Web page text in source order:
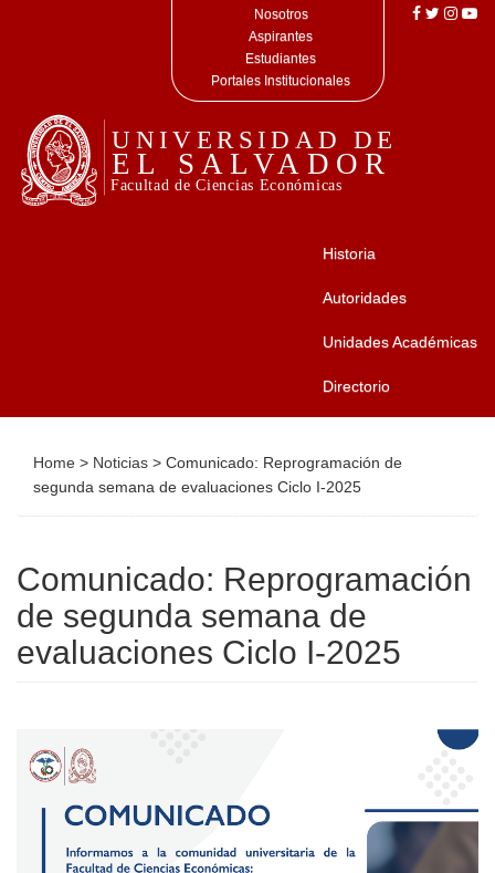
Nosotros
Aspirantes
Estudiantes
Portales Institucionales
Historia
Autoridades
Unidades Académicas
Directorio
Home > Noticias > Comunicado: Reprogramación de
segunda semana de evaluaciones Ciclo I-2025
Comunicado: Reprogramación
de segunda semana de
evaluaciones Ciclo I-2025